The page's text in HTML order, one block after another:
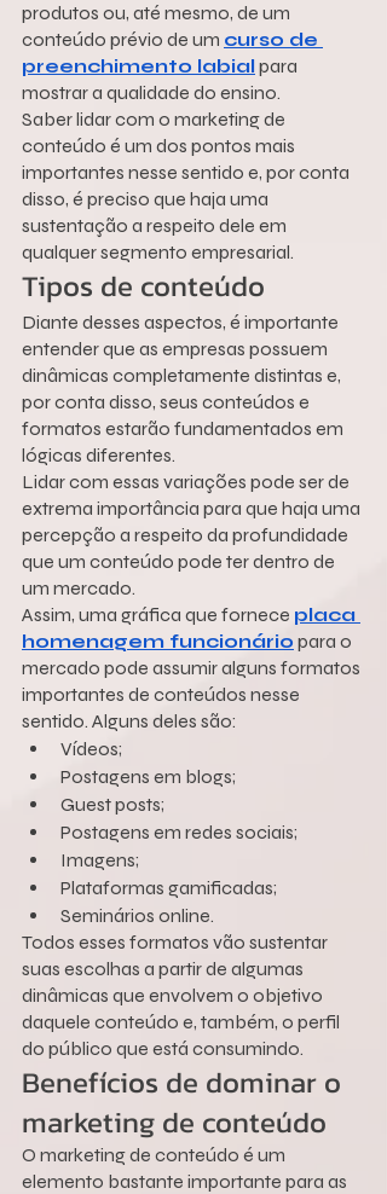
produtos ou, até mesmo, de um
conteúdo prévio de um curso de
preenchimento labial para
mostrar a qualidade do ensino.
Saber lidar com o marketing de
conteúdo é um dos pontos mais
importantes nesse sentido e, por conta
disso, é preciso que haja uma
sustentação a respeito dele em
qualquer segmento empresarial.
Tipos de conteúdo
Diante desses aspectos, é importante
entender que as empresas possuem
dinâmicas completamente distintas e,
por conta disso, seus conteúdos e
formatos estarão fundamentados em
lógicas diferentes.
Lidar com essas variações pode ser de
extrema importância para que haja uma
percepção a respeito da profundidade
que um conteúdo pode ter dentro de
um mercado.
Assim, uma gráfica que fornece placa
homenagem funcionário para o
mercado pode assumir alguns formatos
importantes de conteúdos nesse
sentido. Alguns deles são:
Vídeos;
Postagens em blogs;
Guest posts;
Postagens em redes sociais;
Imagens;
Plataformas gamificadas;
Seminários online.
Todos esses formatos vão sustentar
suas escolhas a partir de algumas
dinâmicas que envolvem o objetivo
daquele conteúdo e, também, o perfil
do público que está consumindo.
Benefícios de dominar o
marketing de conteúdo
O marketing de conteúdo é um
elemento bastante importante para as